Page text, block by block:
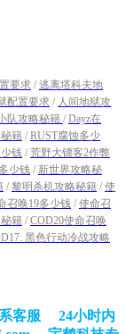
要求 / 逃离塔科夫地
配置要求 / 人间地狱攻
队攻略秘籍 / Dayz在
籍 / RUST腐蚀多少
钱 / 荒野大镖客2作弊
少钱 / 新世界攻略秘
/ 黎明杀机攻略秘籍 / 使
召唤19多少钱 / 使命召
籍 / COD20使命召唤
黑色行动冷战攻略
客服 24小时内